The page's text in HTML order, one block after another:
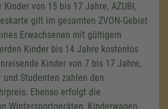
Kinder von 15 bis 17 Jahre, AZUBI,
gilt im gesamten ZVON-Gebiet
Erwachsenen mit gültigem
Kinder bis 14 Jahre kostenlos
Kinder von 7 bis 17 Jahre,
und Studenten zahlen den
Ebenso erfolgt die
Wintersportgeräten, Kinderwagen,